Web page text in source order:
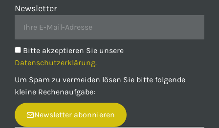
Newsletter
Bitte akzeptieren Sie unsere
Datenschutzerklärung.
Um Spam zu vermeiden lösen Sie bitte folgende
kleine Rechenaufgabe:
Newsletter abonnieren